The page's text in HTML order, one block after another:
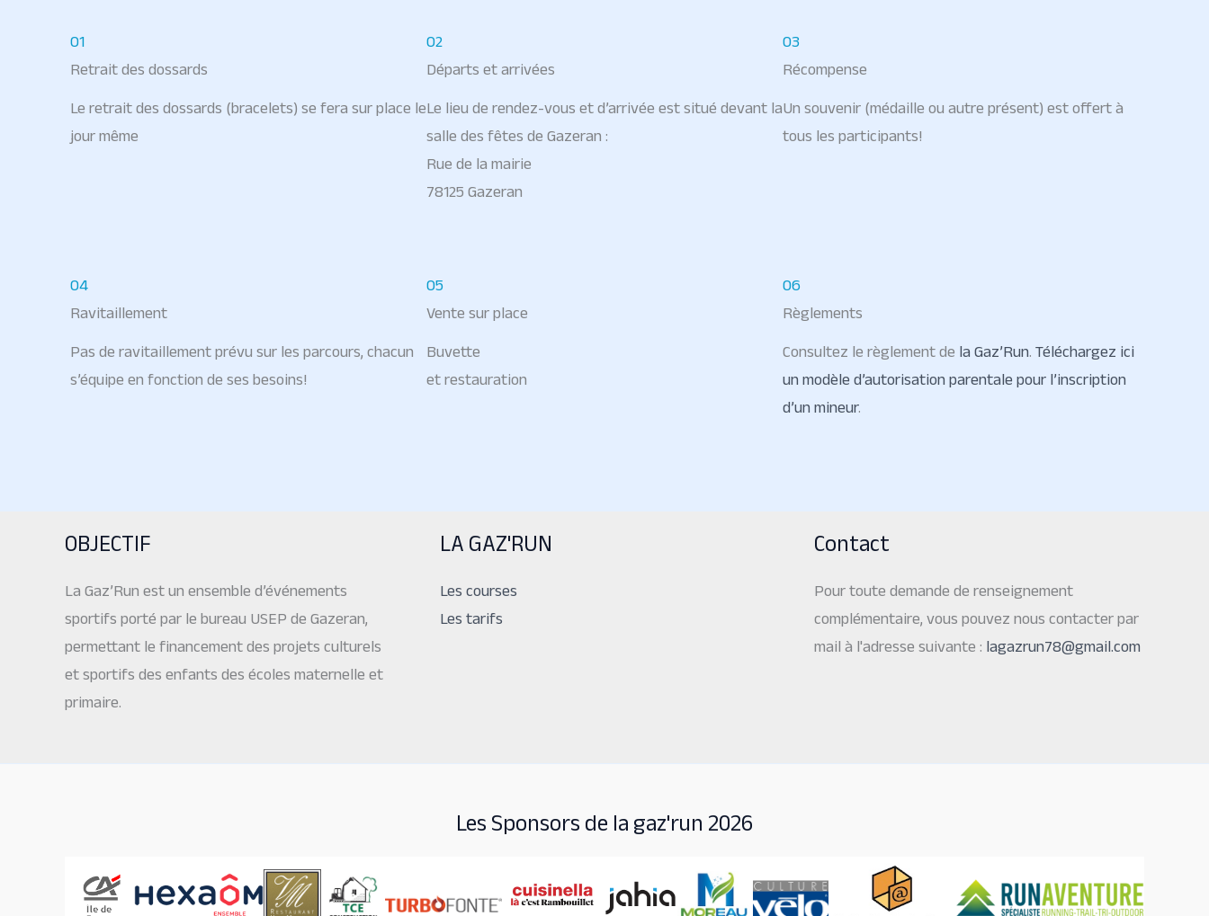
01
Retrait des dossards
Le retrait des dossards (bracelets) se fera sur place le
jour même
02
Départs et arrivées
Le lieu de rendez-vous et d’arrivée est situé devant la
salle des fêtes de Gazeran :
Rue de la mairie
78125 Gazeran
03
Récompense
Un souvenir (médaille ou autre présent) est offert à
tous les participants!
04
Ravitaillement
Pas de ravitaillement prévu sur les parcours, chacun
s’équipe en fonction de ses besoins!
05
Vente sur place
Buvette
et restauration
06
Règlements
Consultez le règlement de la Gaz’Run. Téléchargez ici
un modèle d’autorisation parentale pour l’inscription
d’un mineur.
OBJECTIF
La Gaz’Run est un ensemble d’événements
sportifs porté par le bureau USEP de Gazeran,
permettant le financement des projets culturels
et sportifs des enfants des écoles maternelle et
primaire.
LA GAZ'RUN
Les courses
Les tarifs
Contact
Pour toute demande de renseignement
complémentaire, vous pouvez nous contacter par
mail à l'adresse suivante : lagazrun78@gmail.com
Les Sponsors de la gaz'run 2026